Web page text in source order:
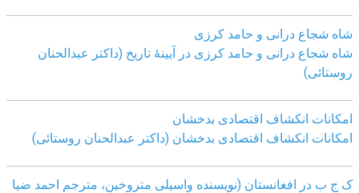
شاه شجاع درانی و حامد کرزی
شاه شجاع درانی و حامد کرزی در آیینۀ تاریخ (داکتر عبدالحنان
روستائی)
امکانات انکشاف اقتصادی بدخشان
امکانات انکشاف اقتصادی بدخشان (داکتر عبدالحنان روستائی)
ک ج ب در افغانستان (نویسنده واسیلی متروخین، مترجم احمد ضیا